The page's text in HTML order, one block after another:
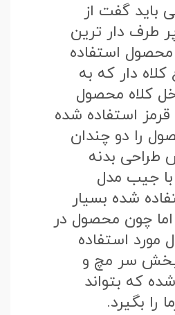
باید گفت از
طرف دار ترین
استفاده
دار که به
کلاه محصول
استفاده شده
را دو چندان
طراحی بدنه
جیب مدل
شده بسیار
چون محصول در
استفاده
سر مچ و
که بتواند
را بگیرد.